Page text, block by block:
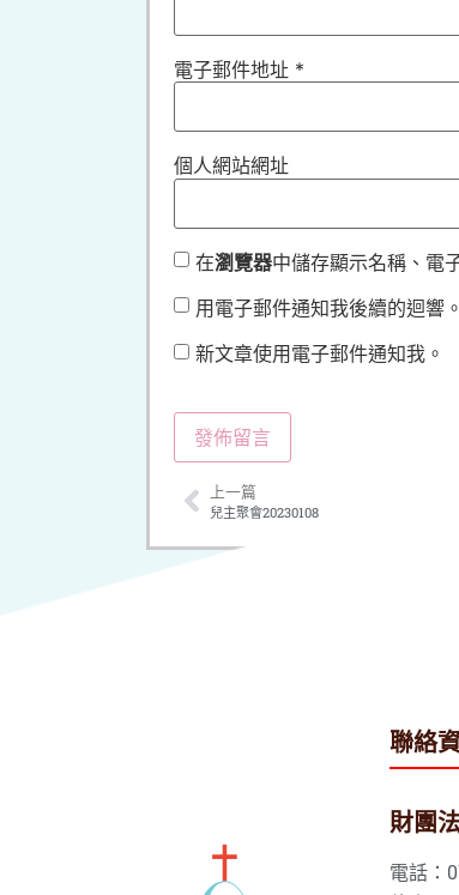
電子郵件地址 *
個人網站網址
在瀏覽器中儲存顯示名稱、電
用電子郵件通知我後續的迴響。
新文章使用電子郵件通知我。
上一篇
兒主聚會20230108
聯絡
財團
電話：